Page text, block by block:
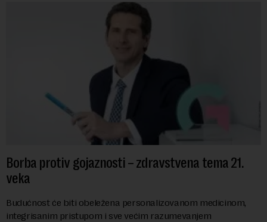
Borba protiv gojaznosti – zdravstvena tema 21.
veka
Budućnost će biti obeležena personalizovanom medicinom,
integrisanim pristupom i sve većim razumevanjem